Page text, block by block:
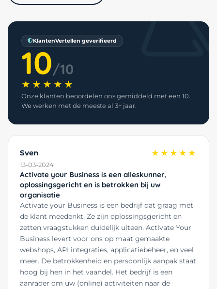
KlantenVertellen geverifieerd
10/10
★★★★★
Onze klanten beoordelen ons gemiddeld met een 10.
We werken met de meeste al 3+ jaar.
Sven
13-03-2024
★★★★★
Activate your Business is een alleskunner,
oplossingsgericht en is betrokken bij uw
organisatie
Activate your Business is een bedrijf dat graag met
de klant meedenkt. Ze zijn oplossingsgericht en
zetten vraagstukken duidelijk uiteen. Activate Your
Business levert voor ons op maat gemaakte
webshops, API integraties, applicatiebeheer, en veel
meer. De betrokkenheid en persoonlijk aanpak staat
hoog bij hen in het vaandel. Het bedrijf is een
aanrader om uw (online) activiteiten naar de